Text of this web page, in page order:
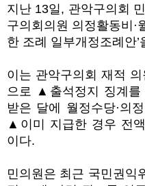
지난 13일, 관악구의회
구의회의원 의정활동비 ·
한 조례 일부개정조례안’
이는 관악구의회 재적 의
으로 ▲ 출석정지 징계
받은 달에 월정수당·의
▲ 이미 지급한 경우 전
이다.
민의원은 최근 국민권익